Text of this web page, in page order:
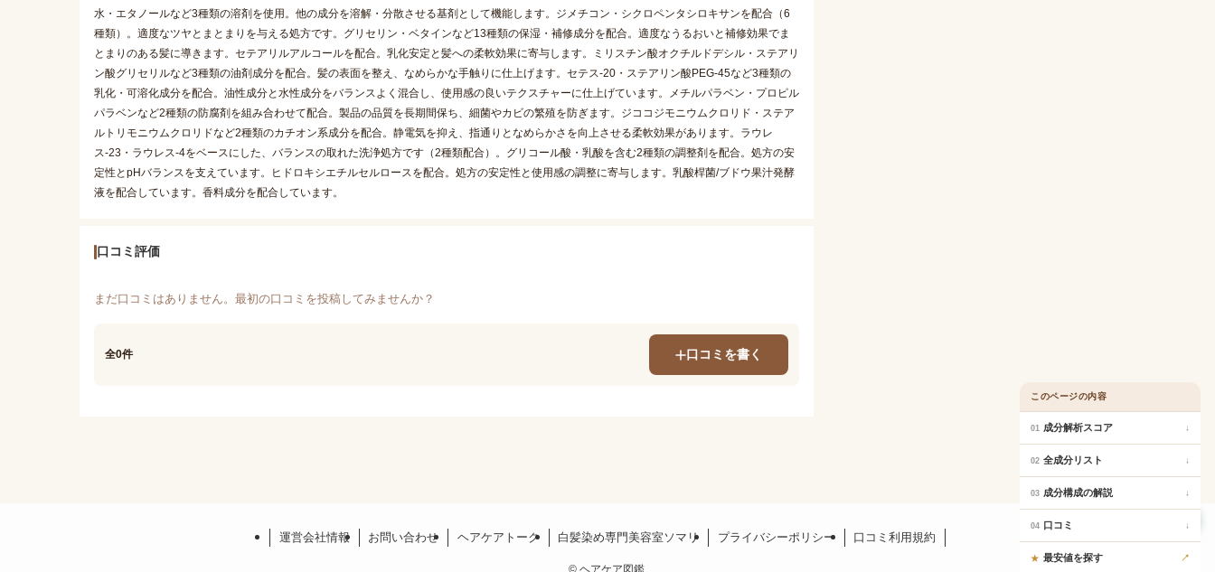
水・エタノールなど3種類の溶剤を使用。他の成分を溶解・分散させる基剤として機能します。ジメチコン・シクロペンタシロキサンを配合（6
種類）。適度なツヤとまとまりを与える処方です。グリセリン・ベタインなど13種類の保湿・補修成分を配合。適度なうるおいと補修効果でま
とまりのある髪に導きます。セテアリルアルコールを配合。乳化安定と髪への柔軟効果に寄与します。ミリスチン酸オクチルドデシル・ステアリ
ン酸グリセリルなど3種類の油剤成分を配合。髪の表面を整え、なめらかな手触りに仕上げます。セテス-20・ステアリン酸PEG-45など3種類の
乳化・可溶化成分を配合。油性成分と水性成分をバランスよく混合し、使用感の良いテクスチャーに仕上げています。メチルパラベン・プロピル
パラベンなど2種類の防腐剤を組み合わせて配合。製品の品質を長期間保ち、細菌やカビの繁殖を防ぎます。ジココジモニウムクロリド・ステア
ルトリモニウムクロリドなど2種類のカチオン系成分を配合。静電気を抑え、指通りとなめらかさを向上させる柔軟効果があります。ラウレ
ス-23・ラウレス-4をベースにした、バランスの取れた洗浄処方です（2種類配合）。グリコール酸・乳酸を含む2種類の調整剤を配合。処方の安
定性とpHバランスを支えています。ヒドロキシエチルセルロースを配合。処方の安定性と使用感の調整に寄与します。乳酸桿菌/ブドウ果汁発酵
液を配合しています。香料成分を配合しています。
口コミ評価
まだ口コミはありません。最初の口コミを投稿してみませんか？
全0件 口コミを書く
運営会社情報 お問い合わせ ヘアケアトーク 白髪染め専門美容室ソマリ プライバシーポリシー 口コミ利用規約
©ヘアケア図鑑.
このページの内容
01 成分解析スコア ↓
02 全成分リスト ↓
03 成分構成の解説 ↓
04 口コミ ↓
★ 最安値を探す ↗